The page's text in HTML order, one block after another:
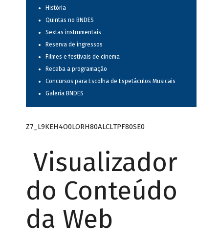
História
Quintas no BNDES
Sextas instrumentais
Reserva de ingressos
Filmes e festivais de cinema
Receba a programação
Concursos para Escolha de Espetáculos Musicais
Galeria BNDES
Z7_L9KEH4O0LORH80ALCLTPF80SE0
Visualizador
do Conteúdo
da Web